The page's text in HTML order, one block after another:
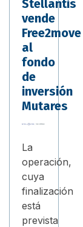
Stellantis
vende
Free2move
al
fondo
de
inversión
Mutares
La
operación,
cuya
finalización
está
prevista